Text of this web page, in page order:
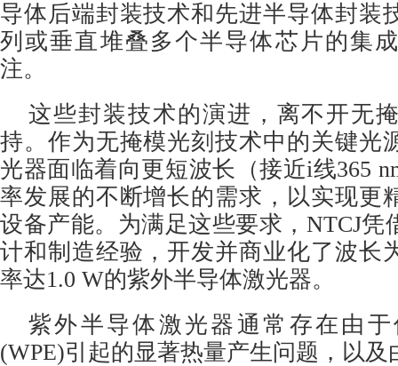
导体后端封装技术和先进半导体封装
列或垂直堆叠多个半导体芯片的集
注。
这些封装技术的演进，离不开无
持。作为无掩模光刻技术中的关键光
光器面临着向更短波长（接近i线365
率发展的不断增长的需求，以实现更
设备产能。为满足这些要求，NTCJ凭
计和制造经验，开发并商业化了波长
率达1.0 W的紫外半导体激光器。
紫外半导体激光器通常存在由
(WPE)引起的显著热量产生问题，以